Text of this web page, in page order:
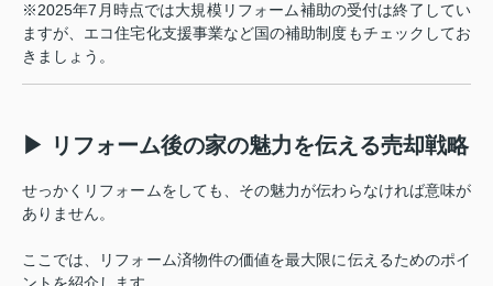
※2025年7月時点では大規模リフォーム補助の受付は終了してい
ますが、エコ住宅化支援事業など国の補助制度もチェックしてお
きましょう。
▶ リフォーム後の家の魅力を伝える売却戦略
せっかくリフォームをしても、その魅力が伝わらなければ意味が
ありません。
ここでは、リフォーム済物件の価値を最大限に伝えるためのポイ